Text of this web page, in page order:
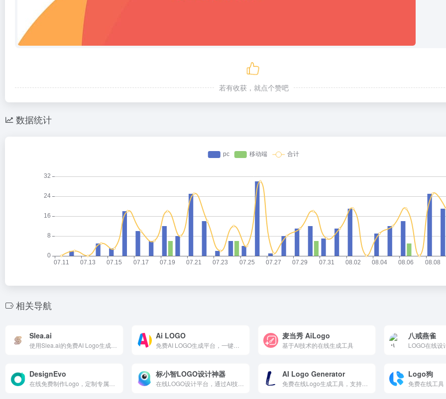
若有收获，就点个赞吧
数据统计
相关导航
Slea.ai Ai LOGO
免费AI LOGO生成平台，一键输入品牌名生成无限创意，支持在线编辑样式/字体/配色。自动配套名片、VI模板（PPT/Word），输出矢量/透明等10+格式。风格多样（极简、科幻、教育等），商用字体授权，适合企业快速打造专业品牌形象。
麦当秀 AiLogo
基于AI技术的在线生成工具
八戒燕雀
LOGO在线设
DesignEvo 标小智LOGO设计神器 AI Logo Generator
免费在线Logo生成工具，支持中文操作，输入品牌名称与行业信息即可快速生成专业标志设计。提供多种风格、图标、字体与配色方案，适合企业、店铺、创业项目和个人品牌，高效打造专属品牌形象。
Logo狗